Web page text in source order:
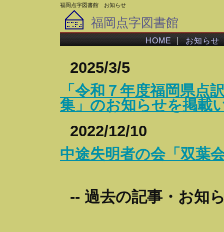
福岡点字図書館 お知らせ
福岡点字図書館
HOME お知らせ
2025/3/5
「令和７年度福岡県点
集」のお知らせを掲載
2022/12/10
中途失明者の会「双葉
-- 過去の記事・お知